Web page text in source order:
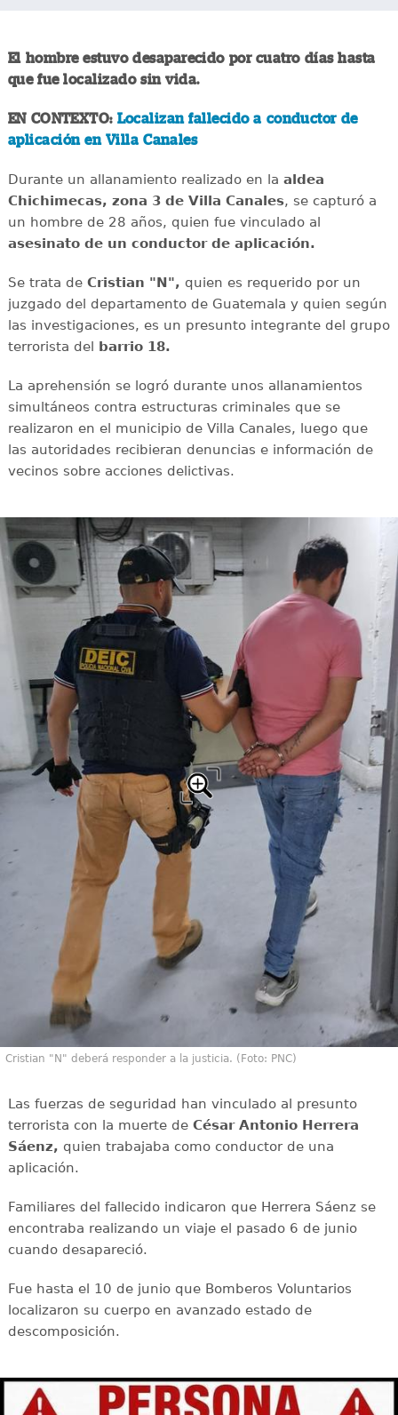
El hombre estuvo desaparecido por cuatro días hasta
que fue localizado sin vida.
EN CONTEXTO:Localizan fallecido a conductor de
aplicación en Villa Canales
Durante un allanamiento realizado en la aldea
Chichimecas, zona 3 de Villa Canales, se capturó a
un hombre de 28 años, quien fue vinculado al
asesinato de un conductor de aplicación.
Se trata de Cristian "N", quien es requerido por un
juzgado del departamento de Guatemala y quien según
las investigaciones, es un presunto integrante del grupo
terrorista del barrio 18.
La aprehensión se logró durante unos allanamientos
simultáneos contra estructuras criminales que se
realizaron en el municipio de Villa Canales, luego que
las autoridades recibieran denuncias e información de
vecinos sobre acciones delictivas.
Cristian "N" deberá responder a la justicia. (Foto: PNC)
Las fuerzas de seguridad han vinculado al presunto
terrorista con la muerte de César Antonio Herrera
Sáenz, quien trabajaba como conductor de una
aplicación.
Familiares del fallecido indicaron que Herrera Sáenz se
encontraba realizando un viaje el pasado 6 de junio
cuando desapareció.
Fue hasta el 10 de junio que Bomberos Voluntarios
localizaron su cuerpo en avanzado estado de
descomposición.